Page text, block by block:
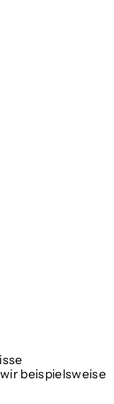
beispielsweise